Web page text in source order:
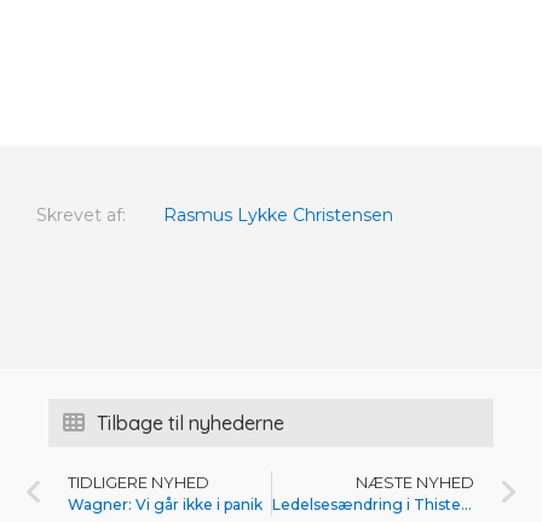
Skrevet af: Rasmus Lykke Christensen
Tilbage til nyhederne
TIDLIGERE NYHED
Wagner: Vi går ikke i panik
NÆSTE NYHED
Ledelsesændring i Thisted FC ved udgangen af juli 2025